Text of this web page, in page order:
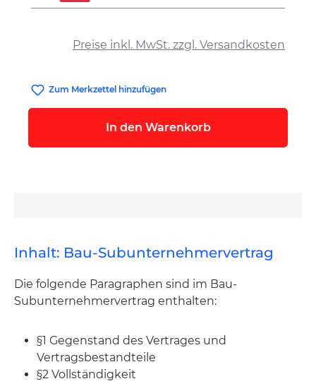
Preise inkl. MwSt. zzgl. Versandkosten
Zum Merkzettel hinzufügen
In den Warenkorb
Inhalt: Bau-Subunternehmervertrag
Die folgende Paragraphen sind im Bau-
Subunternehmervertrag enthalten:
§1 Gegenstand des Vertrages und
Vertragsbestandteile
§2 Vollständigkeit